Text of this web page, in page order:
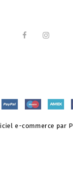
e-commerce par